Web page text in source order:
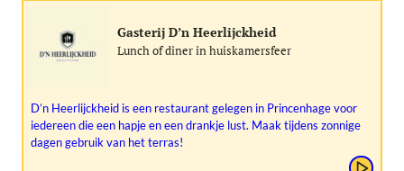
Gasterij D’n Heerlijckheid
Lunch of diner in huiskamersfeer
D’n Heerlijckheid is een restaurant gelegen in Princenhage voor
iedereen die een hapje en een drankje lust. Maak tijdens zonnige
dagen gebruik van het terras!